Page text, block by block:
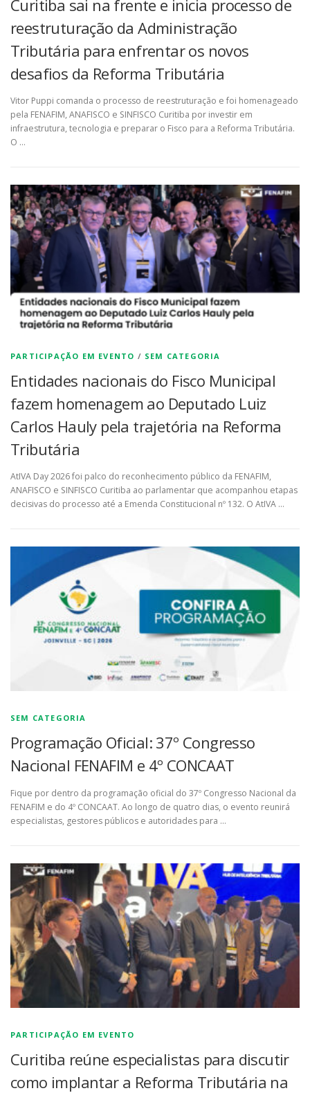
Curitiba sai na frente e inicia processo de
reestruturação da Administração
Tributária para enfrentar os novos
desafios da Reforma Tributária
Vitor Puppi comanda o processo de reestruturação e foi homenageado
pela FENAFIM, ANAFISCO e SINFISCO Curitiba por investir em
infraestrutura, tecnologia e preparar o Fisco para a Reforma Tributária.
O …
PARTICIPAÇÃO EM EVENTO / SEM CATEGORIA
Entidades nacionais do Fisco Municipal
fazem homenagem ao Deputado Luiz
Carlos Hauly pela trajetória na Reforma
Tributária
AtIVA Day 2026 foi palco do reconhecimento público da FENAFIM,
ANAFISCO e SINFISCO Curitiba ao parlamentar que acompanhou etapas
decisivas do processo até a Emenda Constitucional nº 132. O AtIVA …
SEM CATEGORIA
Programação Oficial: 37º Congresso
Nacional FENAFIM e 4º CONCAAT
Fique por dentro da programação oficial do 37º Congresso Nacional da
FENAFIM e do 4º CONCAAT. Ao longo de quatro dias, o evento reunirá
especialistas, gestores públicos e autoridades para …
PARTICIPAÇÃO EM EVENTO
Curitiba reúne especialistas para discutir
como implantar a Reforma Tributária na